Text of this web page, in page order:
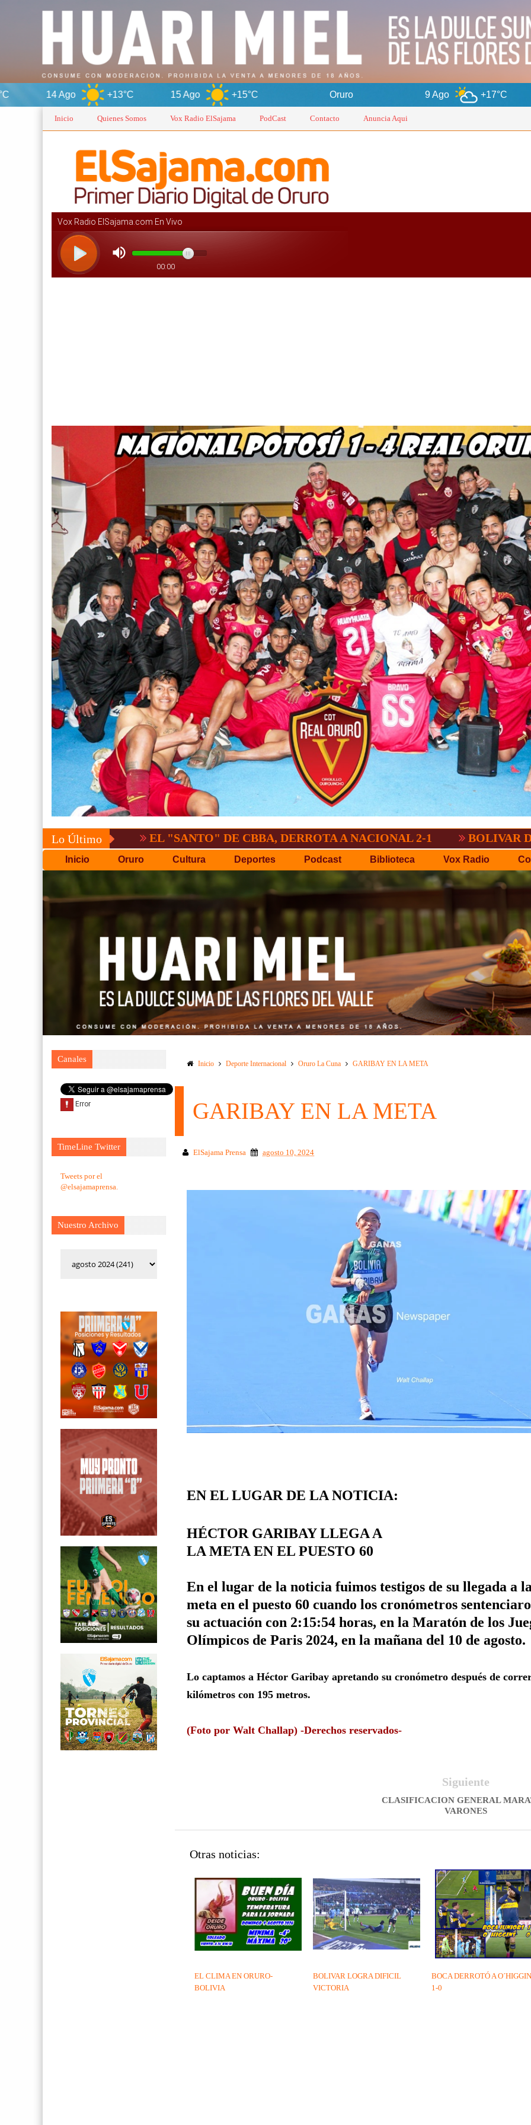
+13°C 15 Ago +15°C +17°C 10 Ago
Inicio Quienes Somos Vox Radio ElSajama PodCast Contacto Anuncia Aqui
Lo ÚltimoEL "SANTO" DE CBBA, DERROTA A NACIONAL 2-1 BOLIVAR
Inicio Oruro Cultura Deportes Podcast Biblioteca Vox Radio
Canales
TimeLine Twitter
Tweets por el
@elsajamaprensa.
Nuestro Archivo
Inicio Deporte Internacional Oruro La Cuna GARIBAY EN LA META
GARIBAY EN LA META
ElSajama Prensa agosto 10, 2024
EN EL LUGAR DE LA NOTICIA:
HÉCTOR GARIBAY LLEGA A
LA META EN EL PUESTO 60
En el lugar de la noticia fuimos testigos de su llegada a
meta en el puesto 60 cuando los cronómetros
su actuación con 2:15:54 horas, en la Maratón de los
Olímpicos de Paris 2024, en la mañana del 10 de agosto.
Lo captamos a Héctor Garibay apretando su cronómetro después de
kilómetros con 195 metros.
(Foto por Walt Challap) -Derechos reservados-
Siguiente
CLASIFICACION GENERAL
VARONES
Otras noticias:
BOCA DERROTÓ A
1-0
BOLIVAR LOGRA DIFICIL
VICTORIA
EL CLIMA EN ORURO-
BOLIVIA